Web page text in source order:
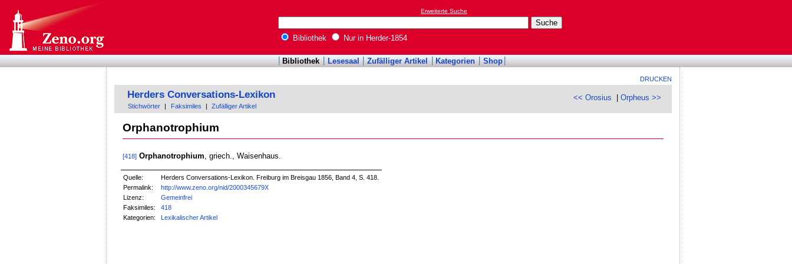
Erweiterte Suche
Bibliothek Nur in Herder-1854
Bibliothek Lesesaal Zufälliger Artikel Kategorien Shop
DRUCKEN
<< Orosius |Orpheus >>
Herders Conversations-Lexikon
Stichwörter Faksimiles Zufälliger Artikel
Orphanotrophium
[418] Orphanotrophium , griech., Waisenhaus.
Quelle:
Herders Conversations-Lexikon. Freiburg im Breisgau 1856, Band 4, S. 418.
Permalink:
http://www.zeno.org/nid/2000345679X
Lizenz:
Gemeinfrei
Faksimiles:
418
Kategorien:
Lexikalischer Artikel